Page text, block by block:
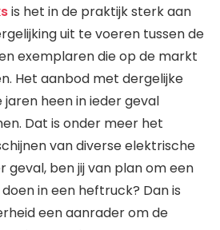
is het in de praktijk sterk aan
uit te voeren tussen de
exemplaren die op de markt
Het aanbod met dergelijke
heen in ieder geval
Dat is onder meer het
van diverse elektrische
geval, ben jij van plan om een
in een heftruck? Dan is
een aanrader om de